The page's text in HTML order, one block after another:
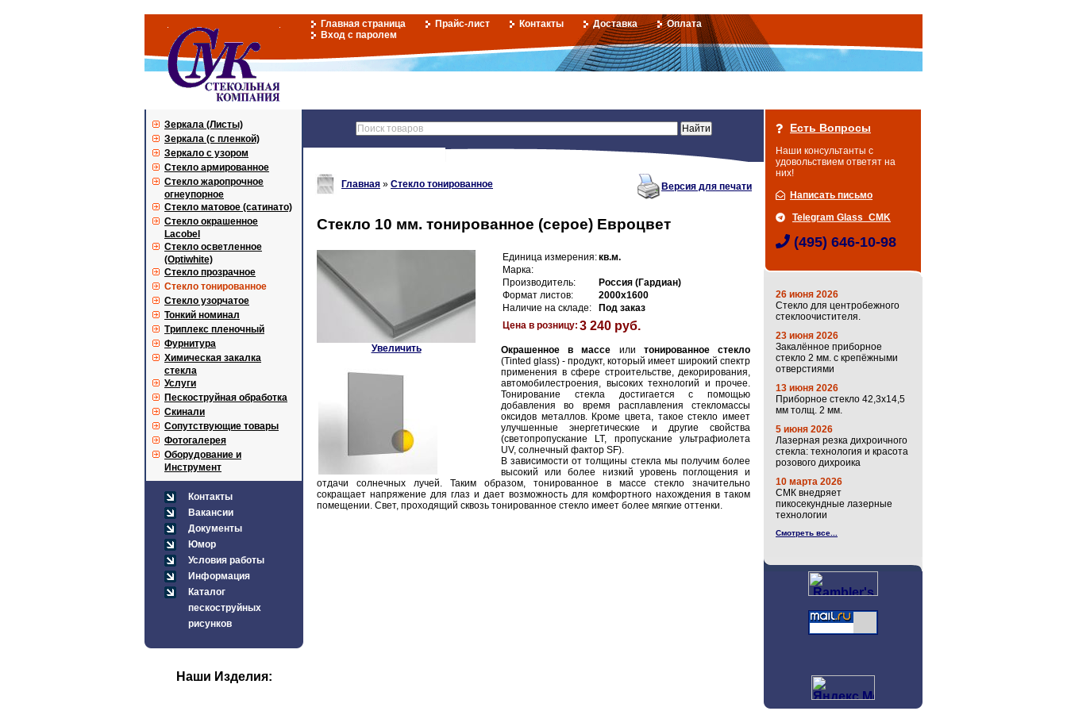
Главная страница Прайс-лист Контакты Доставка
Оплата
Вход с паролем
Зеркала (Листы)
Зеркала (с пленкой)
Зеркало с узором
Стекло армированное
Стекло жаропрочное
огнеупорное
Стекло матовое (сатинато)
Стекло окрашенное
Lacobel
Стекло осветленное
(Optiwhite)
Стекло прозрачное
Стекло тонированное
Стекло узорчатое
Тонкий номинал
Триплекс пленочный
Фурнитура
Химическая закалка
стекла
Услуги
Пескоструйная обработка
Скинали
Сопутствующие товары
Фотогалерея
Оборудование и
Инструмент
Контакты
Вакансии
Документы
Юмор
Условия работы
Информация
Каталог
пескоструйных
рисунков
Наши Изделия:
Главная » Стекло тонированное Версия для печати
Стекло 10 мм. тонированное (серое) Евроцвет
Увеличить
Единица измерения:кв.м.
Марка:
Производитель:
Россия (Гардиан)
Формат листов:
2000х1600
Наличие на складе:
Под заказ
Цена в розницу: 3 240 руб.
Окрашенное в массе или тонированное стекло
(Tinted glass) - продукт, который имеет широкий спектр
применения в сфере строительстве, декорирования,
автомобилестроения, высоких технологий и прочее.
Тонирование стекла достигается с помощью
добавления во время расплавления стекломассы
оксидов металлов. Кроме цвета, такое стекло имеет
улучшенные энергетические и другие свойства
(светопропускание LT, пропускание ультрафиолета
UV, солнечный фактор SF).
В зависимости от толщины стекла мы получим более
высокий или более низкий уровень поглощения и
отдачи солнечных лучей. Таким образом, тонированное в массе стекло значительно
сокращает напряжение для глаз и дает возможность для комфортного нахождения в таком
помещении. Свет, проходящий сквозь тонированное стекло имеет более мягкие оттенки.
Есть Вопросы
Наши консультанты с
удовольствием ответят на
них!
Написать письмо
Telegram Glass_CMK
(495) 646-10-98
26 июня 2026
Стекло для центробежного
стеклоочистителя.
23 июня 2026
Закалённое приборное
стекло 2 мм. с крепёжными
отверстиями
13 июня 2026
Приборное стекло 42,3х14,5
мм толщ. 2 мм.
5 июня 2026
Лазерная резка дихроичного
стекла: технология и красота
розового дихроика
10 марта 2026
СМК внедряет
пикосекундные лазерные
технологии
Смотреть все...